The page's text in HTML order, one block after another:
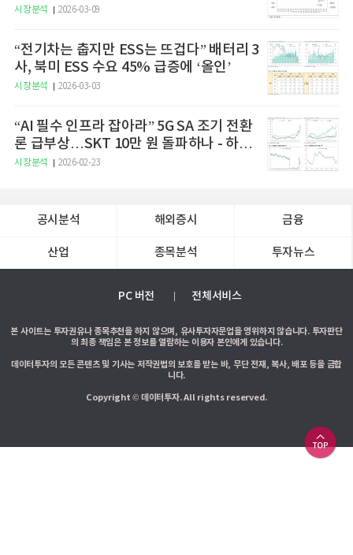
시장분석 2026-03-09
“전기차는 춥지만 ESS는 뜨겁다” 배터리 3
사, 북미 ESS 수요 45% 급증에 ‘올인’
시장분석 2026-03-03
“AI 필수 인프라 잡아라” 5G SA 조기 전환
론 급부상…SKT 10만 원 돌파하나 - 하나
증권
시장분석 2026-02-23
공시분석 해외증시 금융
산업 종목분석 투자뉴스
PC 버전 전체서비스
본 사이트는 투자권유나 종목추천을 하지 않으며, 유사투자자문업을 영위하지 않습니다. 투자판단
의 최종 책임은 본 정보를 열람하는 이용자 본인에게 있습니다.
데이터투자의 모든 콘텐츠 및 기사는 저작권법의 보호를 받는 바, 무단 전재, 복사, 배포 등을 금합
니다.
Copyright © 데이터투자. All rights reserved.